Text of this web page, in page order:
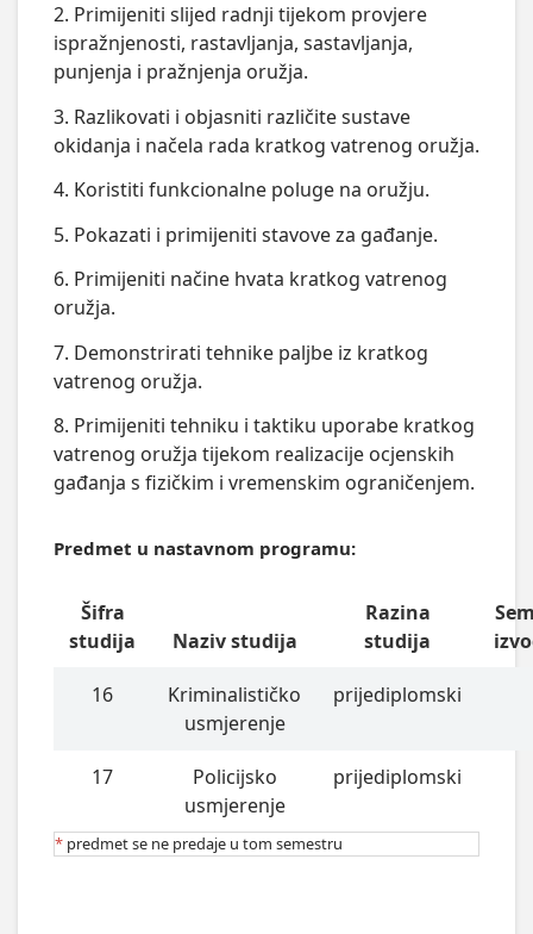
2. Primijeniti slijed radnji tijekom provjere
ispražnjenosti, rastavljanja, sastavljanja,
punjenja i pražnjenja oružja.
3. Razlikovati i objasniti različite sustave
okidanja i načela rada kratkog vatrenog oružja.
4. Koristiti funkcionalne poluge na oružju.
5. Pokazati i primijeniti stavove za gađanje.
6. Primijeniti načine hvata kratkog vatrenog
oružja.
7. Demonstrirati tehnike paljbe iz kratkog
vatrenog oružja.
8. Primijeniti tehniku i taktiku uporabe kratkog
vatrenog oružja tijekom realizacije ocjenskih
gađanja s fizičkim i vremenskim ograničenjem.
Predmet u nastavnom programu:
Šifra
studija
Naziv studija
Razina
studija
16
Kriminalističko
usmjerenje
prijediplomski
17
Policijsko
usmjerenje
prijediplomski
* predmet se ne predaje u tom semestru